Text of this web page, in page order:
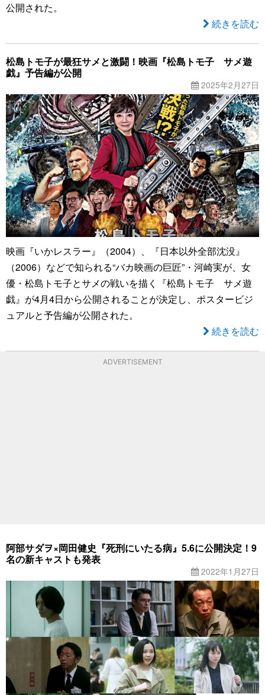
公開された。
続きを読む
松島トモ子が最狂サメと激闘！映画『松島トモ子 サメ遊
戯』予告編が公開
2025年2月27日
映画『いかレスラー』（2004）、『日本以外全部沈没』
（2006）などで知られる“バカ映画の巨匠”・河崎実が、女
優・松島トモ子とサメの戦いを描く『松島トモ子 サメ遊
戯』が4月4日から公開されることが決定し、ポスタービジ
ュアルと予告編が公開された。
続きを読む
ADVERTISEMENT
阿部サダヲ×岡田健史『死刑にいたる病』5.6に公開決定！9
名の新キャストも発表
2022年1月27日